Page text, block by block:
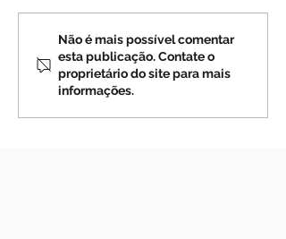
Julgue e amaldiçoe
outra pessoa em Meu
Nome e você cuspirá
em Minha Face (07-01-
2012)
Não é mais possível comentar
esta publicação. Contate o
proprietário do site para mais
informações.